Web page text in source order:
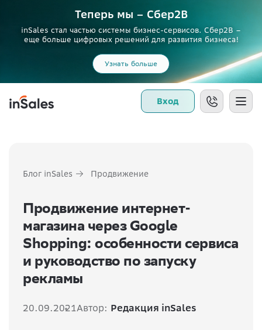
Теперь мы – Сбер2B
inSales стал частью системы бизнес-сервисов. Сбер2В –
еще больше цифровых решений для развития бизнеса!
Узнать больше
Вход
Блог inSales Продвижение
Продвижение интернет-
магазина через Google
Shopping: особенности сервиса
и руководство по запуску
рекламы
20.09.2021Автор: Редакция inSales